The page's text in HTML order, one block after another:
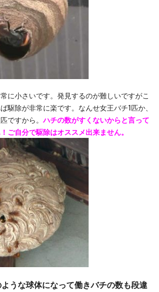
に小さいです。発見するのが難しいですがこ
駆除が非常に楽です。なんせ女王バチ1匹か、
ですから。ハチの数がすくないからと言って
ご自分で駆除はオススメ出来ません。
うな球体になって働きバチの数も段違